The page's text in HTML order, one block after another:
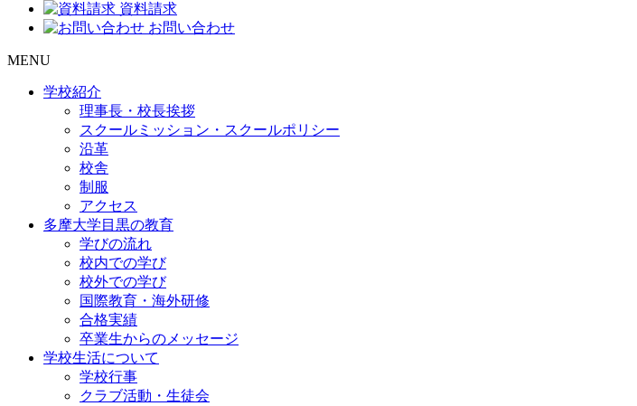
資料請求
お問い合わせ
MENU
学校紹介
理事長・校長挨拶
スクールミッション・スクールポリシー
沿革
校舎
制服
アクセス
多摩大学目黒の教育
学びの流れ
校内での学び
校外での学び
国際教育・海外研修
合格実績
卒業生からのメッセージ
学校生活について
学校行事
クラブ活動・生徒会